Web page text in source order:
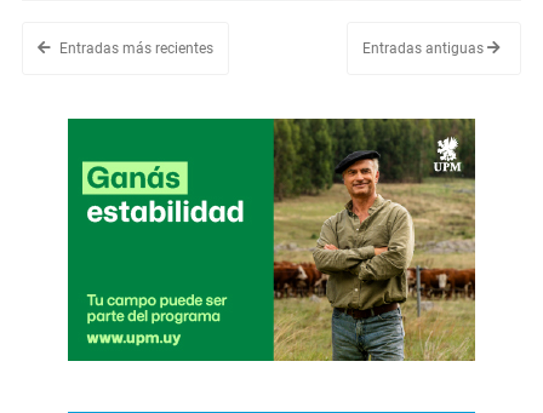
Entradas más recientes Entradas antiguas